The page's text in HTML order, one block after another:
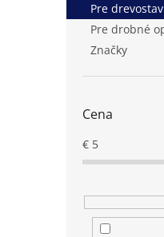
Pre
Pre drobné
Značky
Cena
€ 5